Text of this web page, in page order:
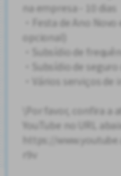
na empresa - 10 dias
・Festa de Ano
opcional)
・Subsídio de
・Subsídio de
・Vários serviços
\Por favor, confira a
YouTube no URL
https://
r9v